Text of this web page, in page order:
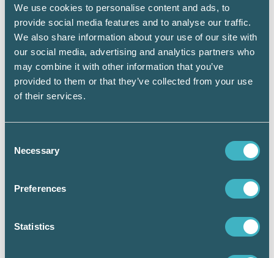
We use cookies to personalise content and ads, to
provide social media features and to analyse our traffic.
We also share information about your use of our site with
our social media, advertising and analytics partners who
may combine it with other information that you’ve
provided to them or that they’ve collected from your use
of their services.
Selection
Necessary
Preferences
Statistics
Finalisterna bjuds till den stora branschdagen Srf dagen
Årets Srf Auktoriserade Verksamhet >>
Årets Auktoriserade